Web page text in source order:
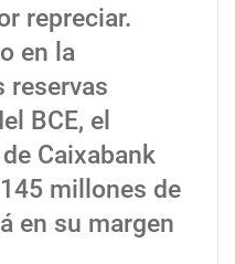
repreciar.
en la
reservas
BCE, el
Caixabank
millones de
en su margen